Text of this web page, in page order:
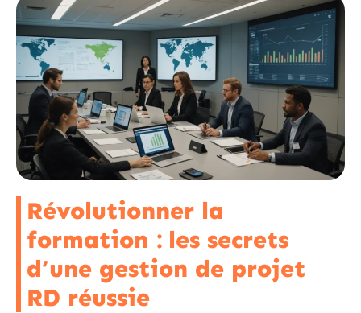
Révolutionner la
formation : les secrets
d’une gestion de projet
RD réussie